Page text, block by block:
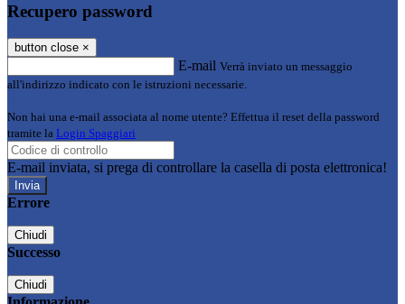
Recupero password
button close ×
E-mail Verrà inviato un messaggio
all'indirizzo indicato con le istruzioni necessarie.
Non hai una e-mail associata al nome utente? Effettua il reset della password
tramite la Login Spaggiari
E-mail inviata, si prega di controllare la casella di posta elettronica!
Errore
Chiudi
Successo
Chiudi